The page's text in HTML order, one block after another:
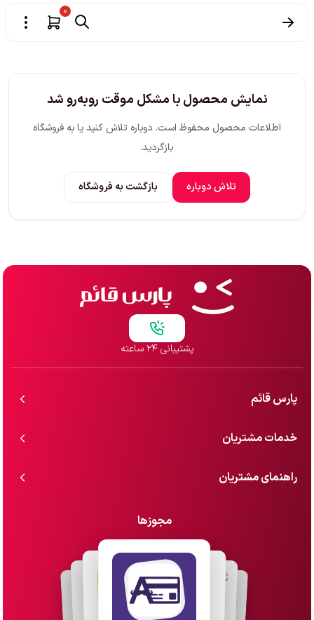
0
نمایش محصول با مشکل موقت روبه‌رو شد
اطلاعات محصول محفوظ است. دوباره تلاش کنید یا به فروشگاه
بازگردید.
تلاش دوباره بازگشت به فروشگاه
پشتیبانی ۲۴ ساعته
پارس قائم
خدمات مشتریان
راهنمای مشتریان
مجوزها